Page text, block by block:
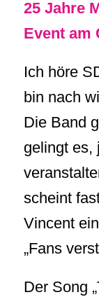
25 Jahre
Event am
Ich höre
bin nach
Die Band
gelingt es,
scheint
Vincent
„Fans
Der Song